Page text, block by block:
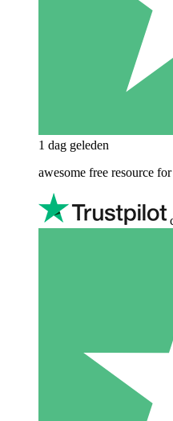
1 dag geleden
awesome free resource